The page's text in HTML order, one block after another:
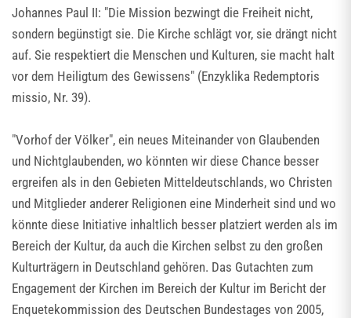
Johannes Paul II: "Die Mission bezwingt die Freiheit nicht,
sondern begünstigt sie. Die Kirche schlägt vor, sie drängt nicht
auf. Sie respektiert die Menschen und Kulturen, sie macht halt
vor dem Heiligtum des Gewissens" (Enzyklika Redemptoris
missio, Nr. 39).
"Vorhof der Völker", ein neues Miteinander von Glaubenden
und Nichtglaubenden, wo könnten wir diese Chance besser
ergreifen als in den Gebieten Mitteldeutschlands, wo Christen
und Mitglieder anderer Religionen eine Minderheit sind und wo
könnte diese Initiative inhaltlich besser platziert werden als im
Bereich der Kultur, da auch die Kirchen selbst zu den großen
Kulturträgern in Deutschland gehören. Das Gutachten zum
Engagement der Kirchen im Bereich der Kultur im Bericht der
Enquetekommission des Deutschen Bundestages von 2005,